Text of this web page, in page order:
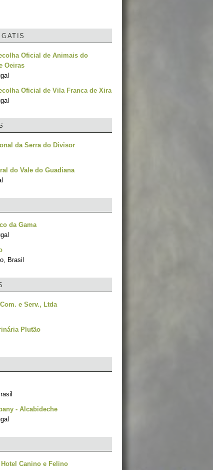
Oficial de Animais do
Oeiras
Oficial de Vila Franca de Xira
da Serra do Divisor
do Vale do Guadiana
da Gama
Brasil
e Serv., Ltda
Plutão
- Alcabideche
Canino e Felino